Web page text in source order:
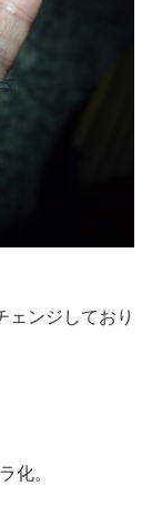
ェンジしており
化。